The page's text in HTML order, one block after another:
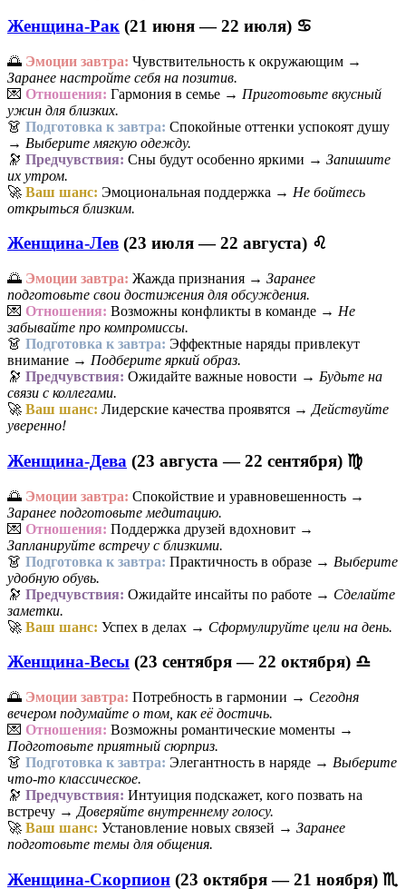
Женщина-Рак (21 июня — 22 июля) ♋
🌅 Эмоции завтра: Чувствительность к окружающим →
Заранее настройте себя на позитив.
💌 Отношения: Гармония в семье → Приготовьте вкусный
ужин для близких.
👗 Подготовка к завтра: Спокойные оттенки успокоят душу
→ Выберите мягкую одежду.
🔭 Предчувствия: Сны будут особенно яркими → Запишите
их утром.
🚀 Ваш шанс: Эмоциональная поддержка → Не бойтесь
открыться близким.
Женщина-Лев (23 июля — 22 августа) ♌
🌅 Эмоции завтра: Жажда признания → Заранее
подготовьте свои достижения для обсуждения.
💌 Отношения: Возможны конфликты в команде → Не
забывайте про компромиссы.
👗 Подготовка к завтра: Эффектные наряды привлекут
внимание → Подберите яркий образ.
🔭 Предчувствия: Ожидайте важные новости → Будьте на
связи с коллегами.
🚀 Ваш шанс: Лидерские качества проявятся → Действуйте
уверенно!
Женщина-Дева (23 августа — 22 сентября) ♍
🌅 Эмоции завтра: Спокойствие и уравновешенность →
Заранее подготовьте медитацию.
💌 Отношения: Поддержка друзей вдохновит →
Запланируйте встречу с близкими.
👗 Подготовка к завтра: Практичность в образе → Выберите
удобную обувь.
🔭 Предчувствия: Ожидайте инсайты по работе → Сделайте
заметки.
🚀 Ваш шанс: Успех в делах → Сформулируйте цели на день.
Женщина-Весы (23 сентября — 22 октября) ♎
🌅 Эмоции завтра: Потребность в гармонии → Сегодня
вечером подумайте о том, как её достичь.
💌 Отношения: Возможны романтические моменты →
Подготовьте приятный сюрприз.
👗 Подготовка к завтра: Элегантность в наряде → Выберите
что-то классическое.
🔭 Предчувствия: Интуиция подскажет, кого позвать на
встречу → Доверяйте внутреннему голосу.
🚀 Ваш шанс: Установление новых связей → Заранее
подготовьте темы для общения.
Женщина-Скорпион (23 октября — 21 ноября) ♏